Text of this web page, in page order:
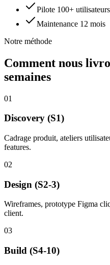
Pilote 100+ utilisateurs
Maintenance 12 mois
Notre méthode
Comment nous
semaines
01
Discovery (S1)
Cadrage produit, ateliers
features.
02
Design (S2-3)
Wireframes, prototype Figma
client.
03
Build (S4-10)